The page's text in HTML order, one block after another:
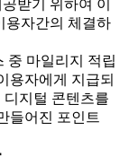
받기 위하여 이
용자간의 체결하
중 마일리지 적립
용자에게 지급되
디지털 콘텐츠를
들어진 포인트